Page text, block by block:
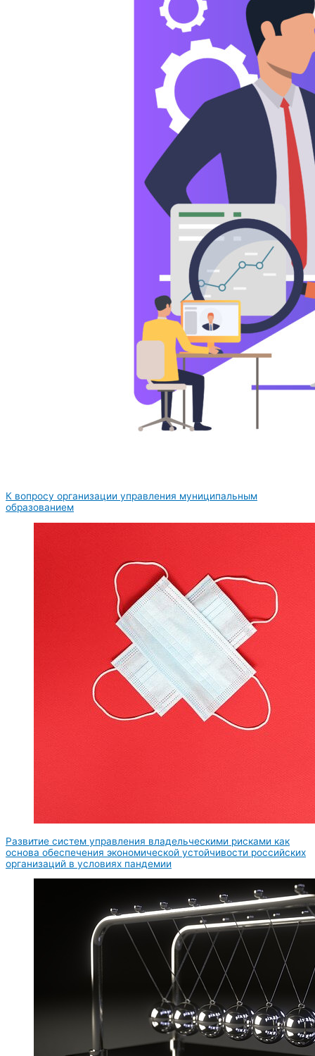
К вопросу организации управления муниципальным
образованием
Развитие систем управления владельческими рисками как
основа обеспечения экономической устойчивости российских
организаций в условиях пандемии